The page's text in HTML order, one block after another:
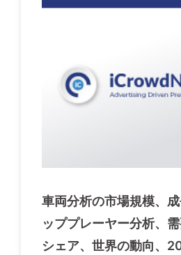
車両分析の市場規模、
ッププレーヤー分析、需
シェア、世界の動向、